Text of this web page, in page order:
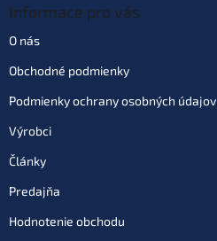
Informace pro vás
O nás
Obchodné podmienky
Podmienky ochrany osobných údajov
Výrobci
Články
Predajňa
Hodnotenie obchodu